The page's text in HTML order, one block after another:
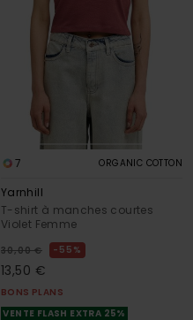
7 ORGANIC COTTON
Yarnhill
T-shirt à manches courtes
Violet Femme
30,00 € 55%
13,50 €
BONS PLANS
VENTE FLASH EXTRA 25%